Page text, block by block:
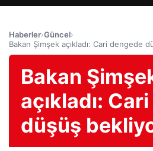
Haberler›Güncel›
Bakan Şimşek açıkladı: Cari dengede
Bakan
açıkladı:
düşüş